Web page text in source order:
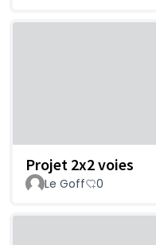
Projet 2x2 voies
Le Goff 0